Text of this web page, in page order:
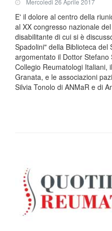
Mercoledi 26 Aprile 2017
E' il dolore al centro della
al XX congresso nazionale
disabilitante di cui si è
Spadolini" della Biblioteca del
argomentato il Dottor Stefano
Collegio Reumatologi Italiani,
Granata, e le associazioni
Silvia Tonolo di ANMaR e di